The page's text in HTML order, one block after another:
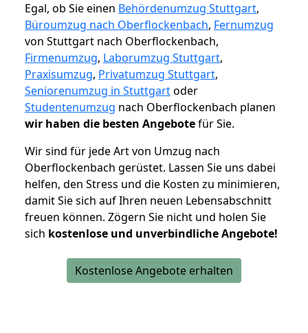
Egal, ob Sie einen Behördenumzug Stuttgart,
Büroumzug nach Oberflockenbach, Fernumzug
von Stuttgart nach Oberflockenbach,
Firmenumzug, Laborumzug Stuttgart,
Praxisumzug, Privatumzug Stuttgart,
Seniorenumzug in Stuttgartoder
Studentenumzug nach Oberflockenbach planen
wir haben die besten Angebotefür Sie.
Wir sind für jede Art von Umzug nach
Oberflockenbach gerüstet. Lassen Sie uns dabei
helfen, den Stress und die Kosten zu minimieren,
damit Sie sich auf Ihren neuen Lebensabschnitt
freuen können. Zögern Sie nicht und holen Sie
sich kostenlose und unverbindliche Angebote!
Kostenlose Angebote erhalten